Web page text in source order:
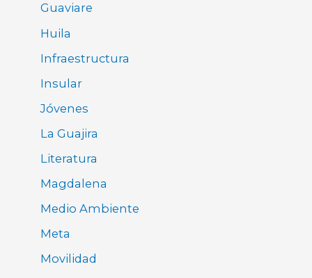
Guaviare
Huila
Infraestructura
Insular
Jóvenes
La Guajira
Literatura
Magdalena
Medio Ambiente
Meta
Movilidad